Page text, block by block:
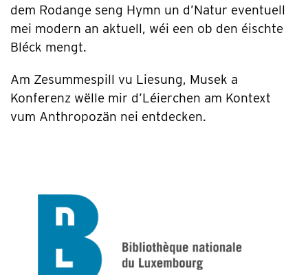
dem Rodange seng Hymn un d’Natur eventuell
mei modern an aktuell, wéi een ob den éischte
Bléck mengt.
Am Zesummespill vu Liesung, Musek a
Konferenz wëlle mir d’Léierchen am Kontext
vum Anthropozän nei entdecken.